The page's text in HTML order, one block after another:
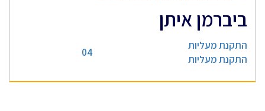
ביברמן איתן
התקנת מעליות
התקנת מעליות
04